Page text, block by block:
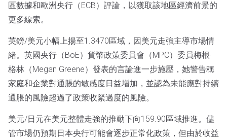
區數據和歐洲央行（ECB）評論，以獲取該地區經濟前景的
更多線索。
英鎊/美元小幅上揚至1.3470區域，因美元走強主導市場情
緒。英國央行（BoE）貨幣政策委員會（MPC）委員梅根·
格林（Megan Greene）發表的言論進一步施壓，她警告稱
家庭和企業對通脹的敏感度日益增加，並認為未能應對持續
通脹的風險超過了政策收緊過度的風險。
美元/日元在美元整體走強的推動下向159.90區域推進。儘
管市場仍預期日本央行可能會逐步正常化政策，但由於收益